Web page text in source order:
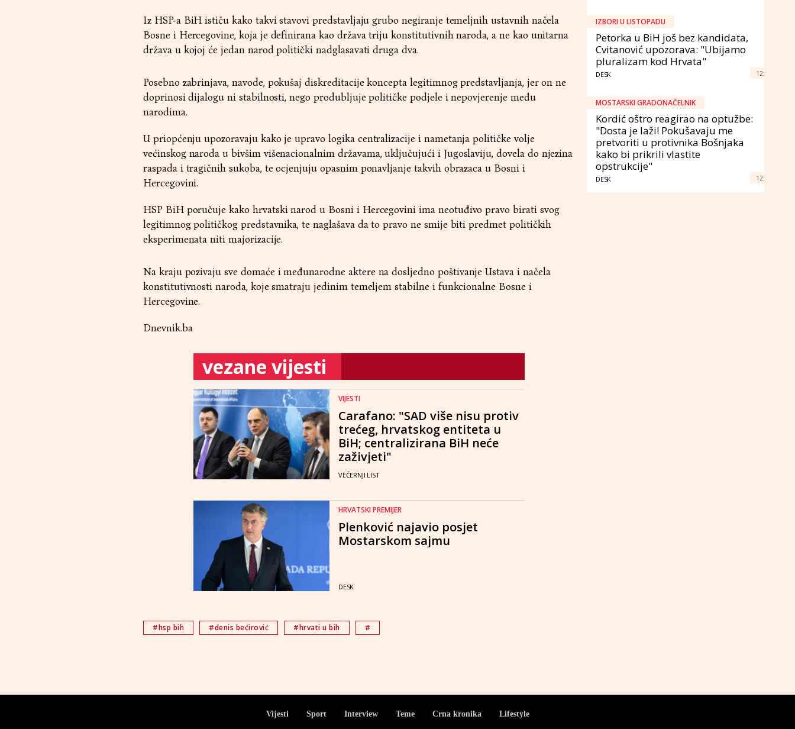
Iz HSP-a BiH ističu kako takvi stavovi predstavljaju grubo negiranje temeljnih ustavnih načela
Bosne i Hercegovine, koja je definirana kao država triju konstitutivnih naroda, a ne kao unitarna
država u kojoj će jedan narod politički nadglasavati druga dva.
Posebno zabrinjava, navode, pokušaj diskreditacije koncepta legitimnog predstavljanja, jer on ne
doprinosi dijalogu ni stabilnosti, nego produbljuje političke podjele i nepovjerenje među
narodima.
U priopćenju upozoravaju kako je upravo logika centralizacije i nametanja političke volje
većinskog naroda u bivšim višenacionalnim državama, uključujući i Jugoslaviju, dovela do njezina
raspada i tragičnih sukoba, te ocjenjuju opasnim ponavljanje takvih obrazaca u Bosni i
Hercegovini.
HSP BiH poručuje kako hrvatski narod u Bosni i Hercegovini ima neotuđivo pravo birati svog
legitimnog političkog predstavnika, te naglašava da to pravo ne smije biti predmet političkih
eksperimenata niti majorizacije.
Na kraju pozivaju sve domaće i međunarodne aktere na dosljedno poštivanje Ustava i načela
konstitutivnosti naroda, koje smatraju jedinim temeljem stabilne i funkcionalne Bosne i
Hercegovine.
Dnevnik.ba
vezane vijesti
VIJESTI
Carafano: "SAD više nisu protiv
trećeg, hrvatskog entiteta u
BiH; centralizirana BiH neće
zaživjeti"
VEČERNJI LIST
HRVATSKI PREMIJER
Plenković najavio posjet
Mostarskom sajmu
DESK
#hsp bih #denis bećirović #hrvati u bih #
IZBORI U LISTOPADU
Petorka u BiH još bez kandidata,
Cvitanović upozorava: "Ubijamo
pluralizam kod Hrvata"
DESK 12:
MOSTARSKI GRADONAČELNIK
Kordić oštro reagirao na optužbe:
"Dosta je laži! Pokušavaju me
pretvoriti u protivnika Bošnjaka
kako bi prikrili vlastite
opstrukcije"
DESK 12:
Vijesti Sport Interview Teme Crna kronika Lifestyle